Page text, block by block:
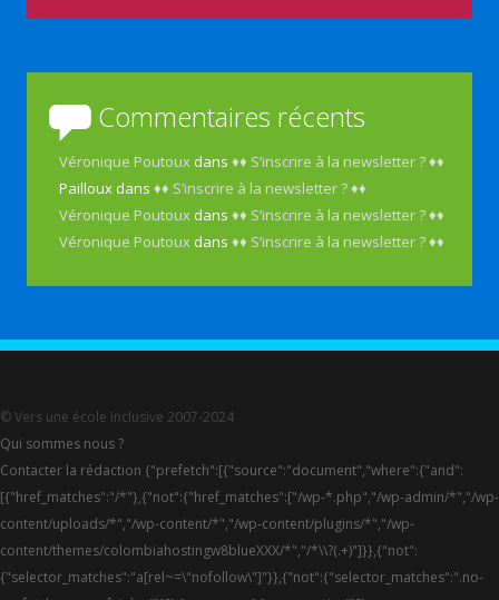
Commentaires récents
Véronique Poutoux dans♦♦ S’inscrire à la newsletter ? ♦♦
Pailloux dans♦♦ S’inscrire à la newsletter ? ♦♦
Véronique Poutoux dans♦♦ S’inscrire à la newsletter ? ♦♦
Véronique Poutoux dans♦♦ S’inscrire à la newsletter ? ♦♦
© Vers une école inclusive 2007-2024
Qui sommes nous ?
Contacter la rédaction {"prefetch":[{"source":"document","where":{"and":
[{"href_matches":"/*"},{"not":{"href_matches":["/wp-*.php","/wp-admin/*","/wp-
content/uploads/*","/wp-content/*","/wp-content/plugins/*","/wp-
content/themes/colombiahostingw8blueXXX/*","/*\\?(.+)"]}},{"not":
{"selector_matches":"a[rel~=\"nofollow\"]"}},{"not":{"selector_matches":".no-